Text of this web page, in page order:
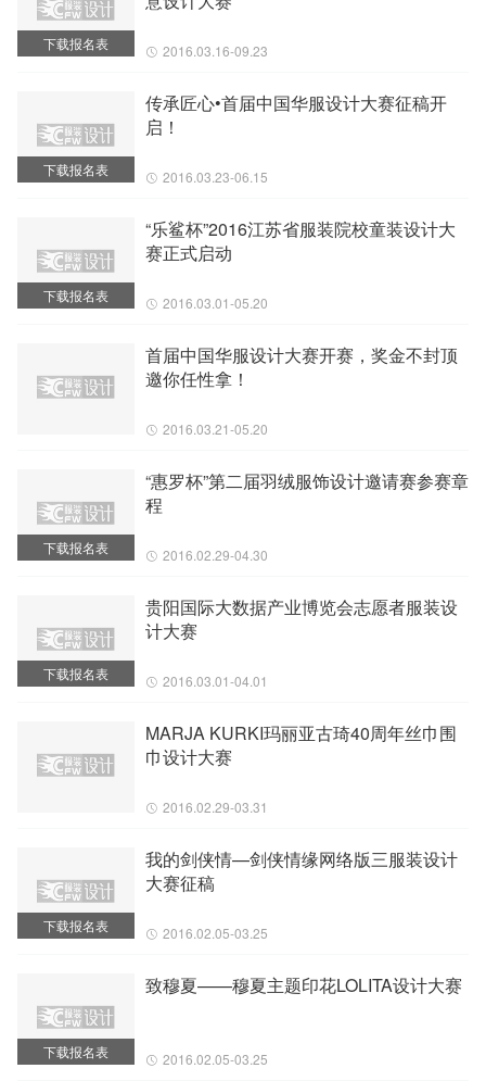
下载报名表 2016.03.16-09.23
下载报名表
传承匠心•首届中国华服设计大赛征稿开
启！
2016.03.23-06.15
下载报名表
“乐鲨杯”2016江苏省服装院校童装设计大
赛正式启动
2016.03.01-05.20
首届中国华服设计大赛开赛，奖金不封顶
邀你任性拿！
2016.03.21-05.20
下载报名表
“惠罗杯”第二届羽绒服饰设计邀请赛参赛章
程
2016.02.29-04.30
下载报名表
贵阳国际大数据产业博览会志愿者服装设
计大赛
2016.03.01-04.01
MARJA KURKI玛丽亚古琦40周年丝巾围
巾设计大赛
2016.02.29-03.31
下载报名表
我的剑侠情—剑侠情缘网络版三服装设计
大赛征稿
2016.02.05-03.25
下载报名表
致穆夏——穆夏主题印花LOLITA设计大赛
2016.02.05-03.25